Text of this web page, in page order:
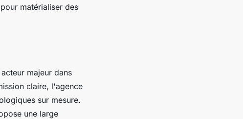
matérialiser des
majeur dans
claire, l'agence
sur mesure.
une large